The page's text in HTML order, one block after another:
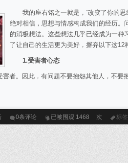
我的座右铭之一就是，“改变了你的思
绝对相信，思想与情感构成我们的经历。
的消极想法。这些想法几乎已经成为一种
了让自己的生活更为美好，摒弃以下这12
1.受害者心态
。因此，有问题不要抱怨其他人，不要
0条评论 已被围观 1468 次 标签